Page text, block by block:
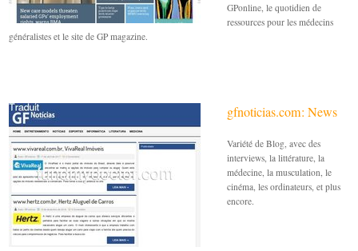
GPonline, le quotidien de
ressources pour les médecins
généralistes et le site de GP magazine.
gfnoticias.com: News
Variété de Blog, avec des
interviews, la littérature, la
médecine, la musculation, le
cinéma, les ordinateurs, et plus
encore.